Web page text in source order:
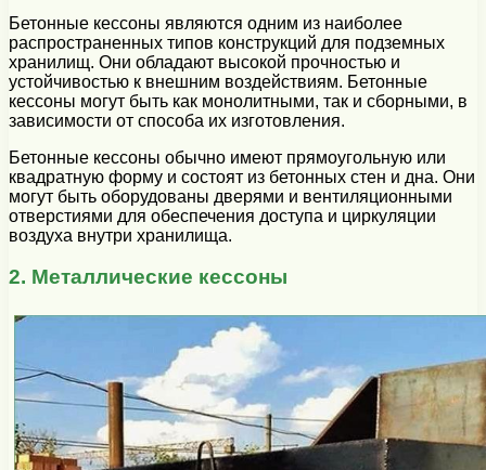
Бетонные кессоны являются одним из наиболее
распространенных типов конструкций для подземных
хранилищ. Они обладают высокой прочностью и
устойчивостью к внешним воздействиям. Бетонные
кессоны могут быть как монолитными, так и сборными, в
зависимости от способа их изготовления.
Бетонные кессоны обычно имеют прямоугольную или
квадратную форму и состоят из бетонных стен и дна. Они
могут быть оборудованы дверями и вентиляционными
отверстиями для обеспечения доступа и циркуляции
воздуха внутри хранилища.
2. Металлические кессоны